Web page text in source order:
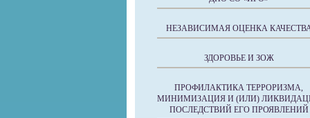
НЕЗАВИСИМАЯ ОЦЕНКА
ЗДОРОВЬЕ И ЗОЖ
ПРОФИЛАКТИКА ТЕРРОРИЗМА,
МИНИМИЗАЦИЯ И (ИЛИ)
ПОСЛЕДСТВИЙ ЕГО ПРОЯВЛЕНИЙ